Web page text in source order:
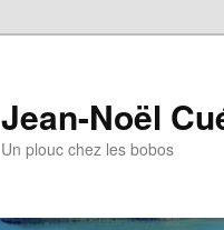
Jean-Noël
Un plouc chez les bobos